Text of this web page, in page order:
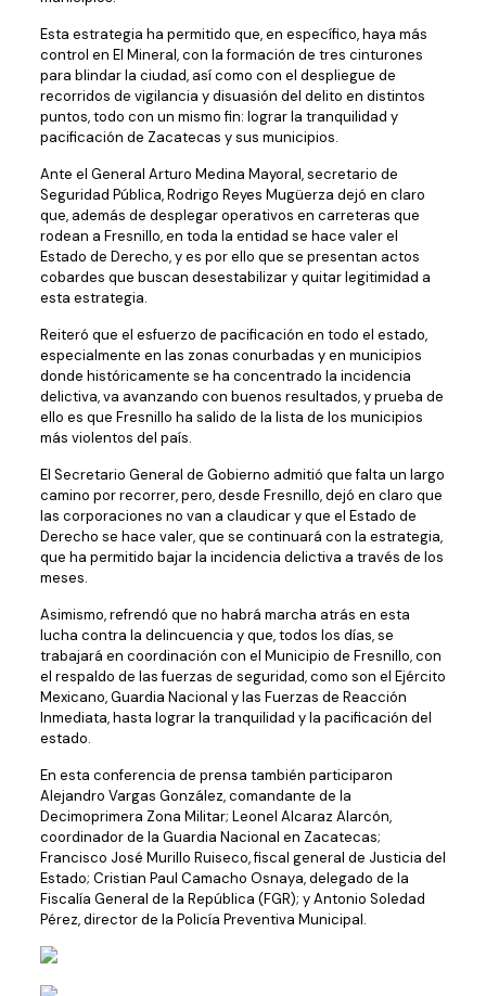
Esta estrategia ha permitido que, en específico, haya más
control en El Mineral, con la formación de tres cinturones
para blindar la ciudad, así como con el despliegue de
recorridos de vigilancia y disuasión del delito en distintos
puntos, todo con un mismo fin: lograr la tranquilidad y
pacificación de Zacatecas y sus municipios.
Ante el General Arturo Medina Mayoral, secretario de
Seguridad Pública, Rodrigo Reyes Mugüerza dejó en claro
que, además de desplegar operativos en carreteras que
rodean a Fresnillo, en toda la entidad se hace valer el
Estado de Derecho, y es por ello que se presentan actos
cobardes que buscan desestabilizar y quitar legitimidad a
esta estrategia.
Reiteró que el esfuerzo de pacificación en todo el estado,
especialmente en las zonas conurbadas y en municipios
donde históricamente se ha concentrado la incidencia
delictiva, va avanzando con buenos resultados, y prueba de
ello es que Fresnillo ha salido de la lista de los municipios
más violentos del país.
El Secretario General de Gobierno admitió que falta un largo
camino por recorrer, pero, desde Fresnillo, dejó en claro que
las corporaciones no van a claudicar y que el Estado de
Derecho se hace valer, que se continuará con la estrategia,
que ha permitido bajar la incidencia delictiva a través de los
meses.
Asimismo, refrendó que no habrá marcha atrás en esta
lucha contra la delincuencia y que, todos los días, se
trabajará en coordinación con el Municipio de Fresnillo, con
el respaldo de las fuerzas de seguridad, como son el Ejército
Mexicano, Guardia Nacional y las Fuerzas de Reacción
Inmediata, hasta lograr la tranquilidad y la pacificación del
estado.
En esta conferencia de prensa también participaron
Alejandro Vargas González, comandante de la
Decimoprimera Zona Militar; Leonel Alcaraz Alarcón,
coordinador de la Guardia Nacional en Zacatecas;
Francisco José Murillo Ruiseco, fiscal general de Justicia del
Estado; Cristian Paul Camacho Osnaya, delegado de la
Fiscalía General de la República (FGR); y Antonio Soledad
Pérez, director de la Policía Preventiva Municipal.